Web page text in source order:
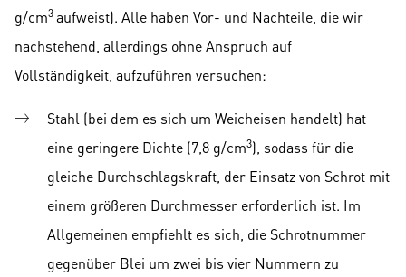
g/cm3 aufweist). Alle haben Vor- und Nachteile, die wir
nachstehend, allerdings ohne Anspruch auf
Vollständigkeit, aufzuführen versuchen:
Stahl (bei dem es sich um Weicheisen handelt) hat
eine geringere Dichte (7,8 g/cm3), sodass für die
gleiche Durchschlagskraft, der Einsatz von Schrot mit
einem größeren Durchmesser erforderlich ist. Im
Allgemeinen empfiehlt es sich, die Schrotnummer
gegenüber Blei um zwei bis vier Nummern zu